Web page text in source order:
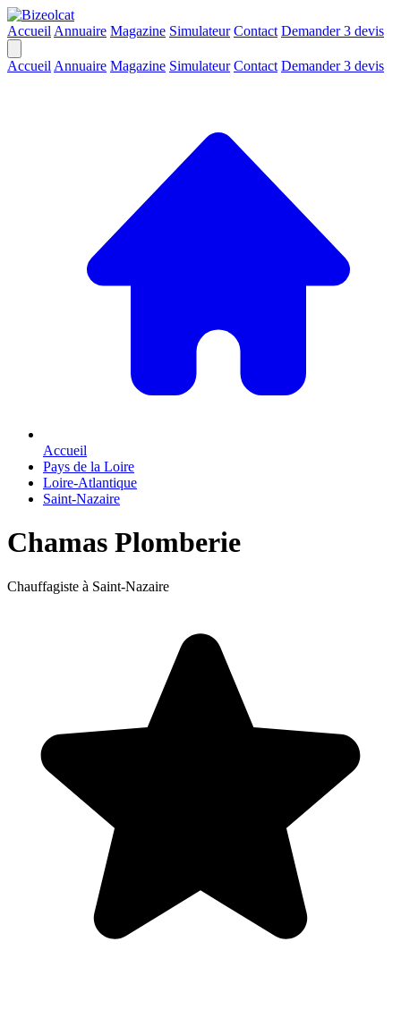
Accueil Annuaire Magazine Simulateur Contact Demander 3 devis
Accueil Annuaire Magazine Simulateur Contact Demander 3 devis
Accueil
Pays de la Loire
Loire-Atlantique
Saint-Nazaire
Chamas Plomberie
Chauffagiste à Saint-Nazaire